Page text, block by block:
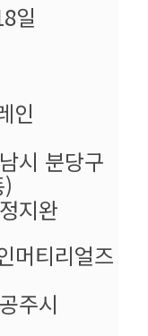
일
당구
완
티리얼즈
주시